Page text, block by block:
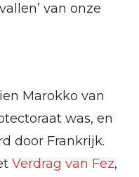
van onze
Marokko van
was, en
door Frankrijk.
Verdrag van Fez,